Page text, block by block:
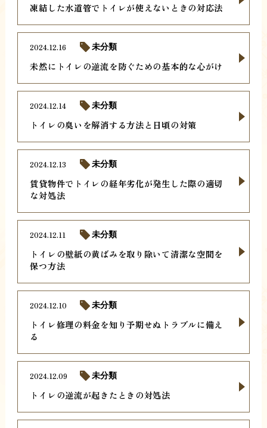
凍結した水道管でトイレが使えないときの対応法
未然にトイレの逆流を防ぐための基本的な心がけ
2024.12.16 未分類
トイレの臭いを解消する方法と日頃の対策
2024.12.14 未分類
賃貸物件でトイレの経年劣化が発生した際の適切
な対処法
2024.12.13 未分類
トイレの壁紙の黄ばみを取り除いて清潔な空間を
保つ方法
2024.12.11 未分類
トイレ修理の料金を知り予期せぬトラブルに備え
る
2024.12.10 未分類
トイレの逆流が起きたときの対処法
2024.12.09 未分類